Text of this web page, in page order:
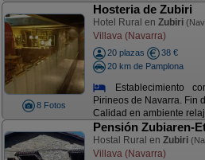
8 Fotos
Hosteria de Zubiri
Hotel Rural en Zubiri
Villava (Navarra)
20 plazas
38 €
20 km de Pamplona
Establecimiento
Pirineos de Navarra. Fin
Calidad en ambiente
Pensión Zubiaren-
Hostal Rural en Zubiri
Villava (Navarra)